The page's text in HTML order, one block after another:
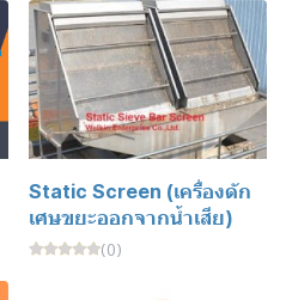
Static Screen (เครื่องดัก
เศษขยะออกจากน้ำเสีย)
(0)